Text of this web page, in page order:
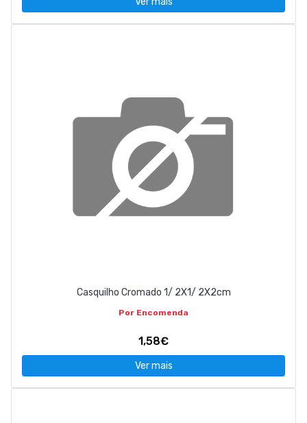
Casquilho Cromado 1/ 2X1/ 2X2cm
Por Encomenda
1,58€
Ver mais